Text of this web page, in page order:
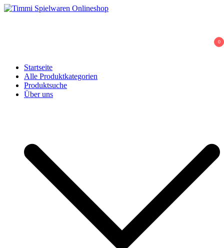
Skip
0
Startseite
Alle Produktkategorien
Produktsuche
Über uns